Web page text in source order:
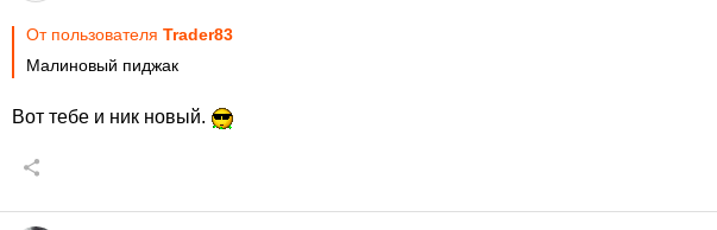
От пользователя Trader83
Малиновый пиджак
Вот тебе и ник новый.